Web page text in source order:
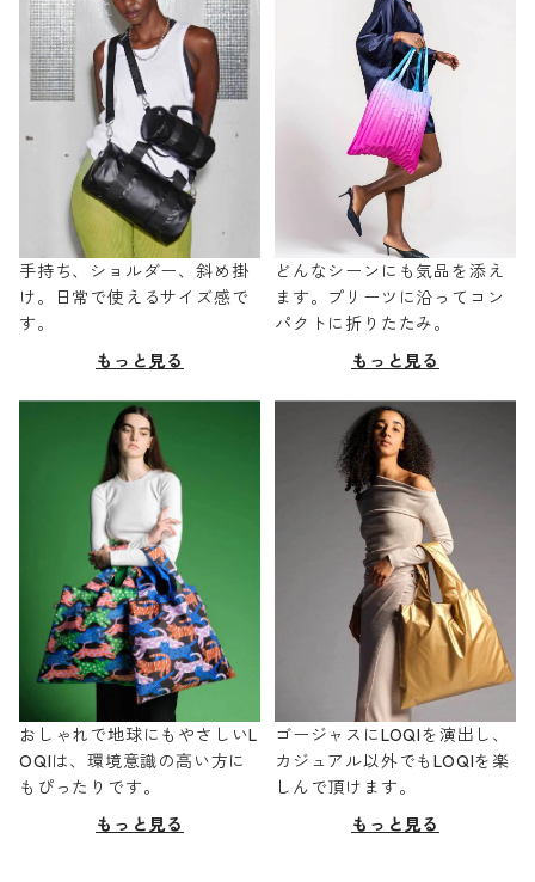
手持ち、ショルダー、斜め掛
け。日常で使えるサイズ感で
す。
もっと見る
どんなシーンにも気品を添え
ます。プリーツに沿ってコン
パクトに折りたたみ。
もっと見る
おしゃれで地球にもやさしいL
OQIは、環境意識の高い方に
もぴったりです。
もっと見る
ゴージャスにLOQIを演出し、
カジュアル以外でもLOQIを楽
しんで頂けます。
もっと見る